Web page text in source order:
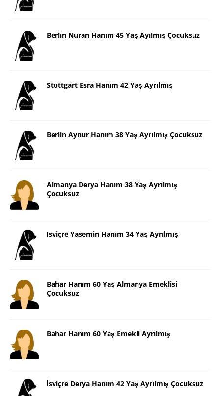
Berlin Nuran Hanım 45 Yaş Ayılmış Çocuksuz
Stuttgart Esra Hanım 42 Yaş Ayrılmış
Berlin Aynur Hanım 38 Yaş Ayrılmış Çocuksuz
Almanya Derya Hanım 38 Yaş Ayrılmış
Çocuksuz
İsviçre Yasemin Hanım 34 Yaş Ayrılmış
Bahar Hanım 60 Yaş Almanya Emeklisi
Çocuksuz
Bahar Hanım 60 Yaş Emekli Ayrılmış
İsviçre Derya Hanım 42 Yaş Ayrılmış Çocuksuz